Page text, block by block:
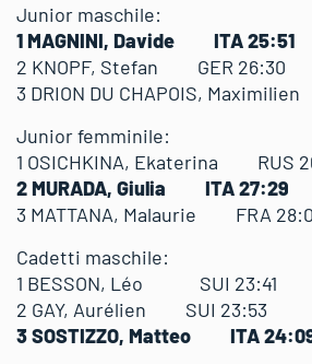
Junior maschile:
1 MAGNINI, Davide ITA 25:51
2 KNOPF, Stefan GER 26:30
3 DRION DU CHAPOIS,
Junior femminile:
1 OSICHKINA, Ekaterina RUS
2 MURADA, Giulia ITA 27:29
3 MATTANA, Malaurie FRA
Cadetti maschile:
1 BESSON, Léo SUI 23:41
2 GAY, Aurélien SUI 23:53
3 SOSTIZZO, Matteo ITA